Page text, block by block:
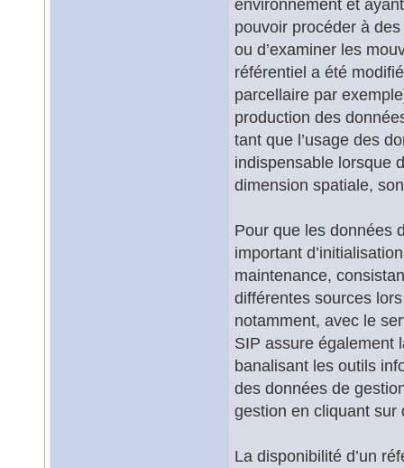
environnement et
pouvoir procéder à
ou d’examiner les
référentiel a été
parcellaire par
production des
tant que l’usage des
indispensable lorsque
dimension spatiale,
Pour que les données
important
maintenance,
différentes sources
notamment, avec le
SIP assure également
banalisant les outils
des données de
gestion en cliquant sur
La disponibilité d’un